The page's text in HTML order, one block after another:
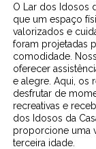
O Lar dos Idosos
que um espaço
valorizados e
foram projetadas
comodidade.
oferecer
e alegre. Aqui, os
desfrutar de
recreativas e
dos Idosos da
proporcione uma
terceira idade.